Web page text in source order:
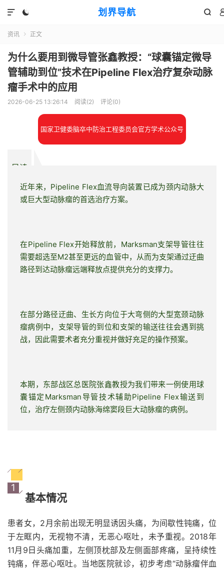
划界导航
 

资讯  正文
为什么要用到微导管张鑫教授：“球囊锚定微导
管辅助到位”技术在Pipeline Flex治疗复杂动脉
瘤手术中的应用
2026-06-25 13:26:14 阅读(2) 评论(0)
国家卫健委脑卒中防治工程委员会官方学术公众号
导读
近年来，Pipeline Flex血流导向装置已成为颈内动脉大
或巨大型动脉瘤的首选治疗方案。
在Pipeline Flex开始释放前，Marksman支架导管往往
需要超选至M2甚至更远的血管中，从而为支架通过迂曲
路径到达动脉瘤远端释放点提供充分的支撑力。
在部分路径迂曲、生长方向位于大弯侧的大型宽颈动脉
瘤病例中，支架导管的到位和支架的输送往往会遇到挑
战，因此需要术者充分重视并做好充足的操作预案。
本期，东部战区总医院张鑫教授为我们带来一例使用球
囊锚定Marksman导管技术辅助Pipeline Flex输送到
位，治疗左侧颈内动脉海绵窦段巨大动脉瘤的病例。
1
基本情况
患者女，2月余前出现无明显诱因头痛，为间歇性钝痛，位
于左眶内，无视物不清，无恶心呕吐，未予重视。2018年
11月9日头痛加重，左侧顶枕部及左侧面部疼痛，呈持续性
钝痛，伴恶心呕吐。当地医院就诊，初步考虑“动脉瘤伴血